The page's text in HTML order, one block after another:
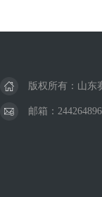
版权所有：山东
邮箱：